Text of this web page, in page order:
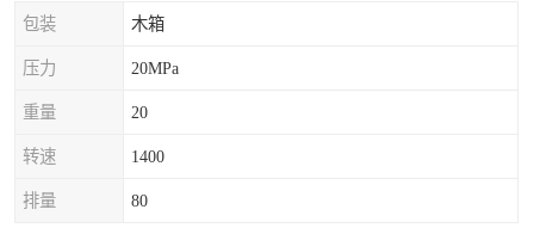
包装 木箱
压力 20MPa
重量 20
转速 1400
排量 80